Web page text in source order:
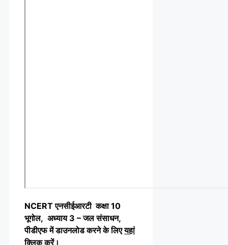
NCERT एनसीईआरटी कक्षा 10
भूगोल, अध्याय 3 – जल संसाधन,
पीडीएफ में डाउनलोड करने के लिएयहां
क्लिक करें।